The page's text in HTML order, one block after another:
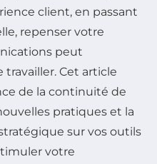
client, en passant
repenser votre
peut
Cet article
de la continuité de
pratiques et la
sur vos outils
votre